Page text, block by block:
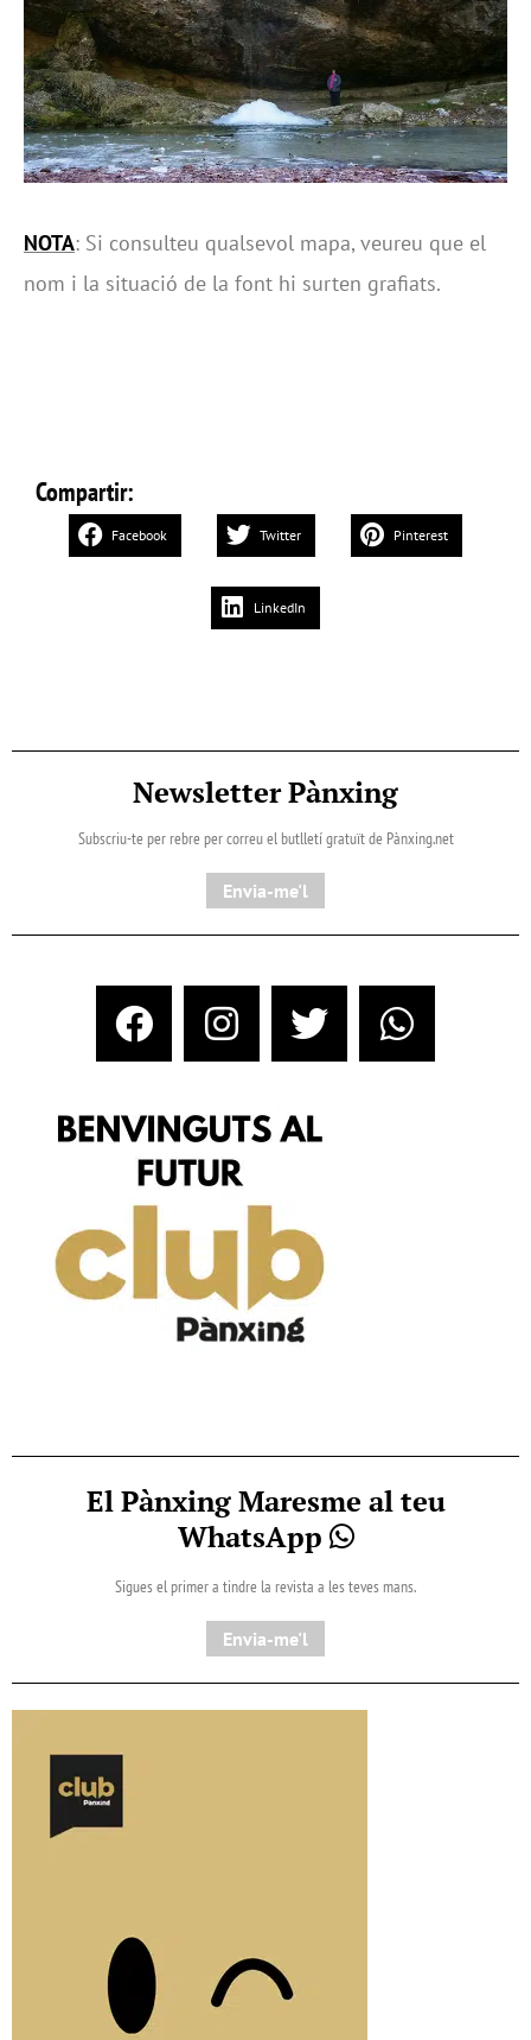
NOTA: Si consulteu qualsevol mapa, veureu que el
nom i la situació de la font hi surten grafiats.
Compartir:
Facebook Twitter Pinterest
LinkedIn
Newsletter Pànxing
Subscriu-te per rebre per correu el butlletí gratuït de Pànxing.net​
Envia-me'l
El Pànxing Maresme al teu
WhatsApp
Sigues el primer a tindre la revista a les teves mans.
Envia-me'l